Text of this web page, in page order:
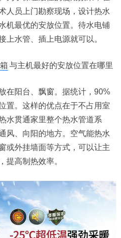
人员上门勘察现场，设计热水
机最优的安放位置。待水电铺
上水管、插上电源就可以。
与主机最好的安放位置在哪里
在阳台、飘窗。据统计，90%
置。这样的优点在于不占用室
水贯通家里整个热水管道系
风、向阳的地方。空气能热水
或外挂墙面等方式，可以让主
提高制热效率。